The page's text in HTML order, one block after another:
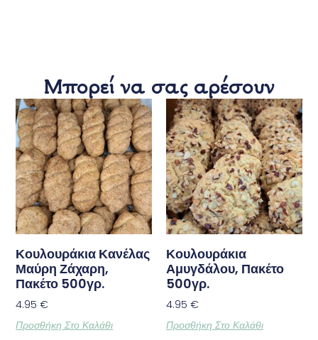
Μπορεί να σας αρέσουν
Κουλουράκια Κανέλας
Μαύρη Ζάχαρη,
Πακέτο 500γρ.
4.95€
Προσθήκη Στο Καλάθι
Κουλουράκια
Αμυγδάλου, Πακέτο
500γρ.
4.95 €
Προσθήκη Στο Καλάθι